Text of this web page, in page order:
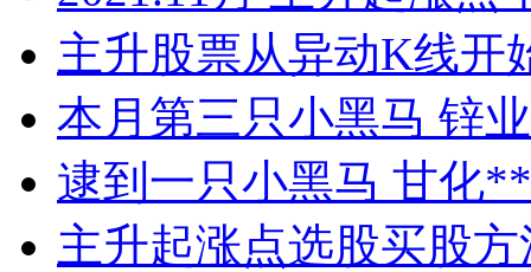
主升股票从异动K线开
本月第三只小黑马 锌
逮到一只小黑马 甘化
主升起涨点选股买股